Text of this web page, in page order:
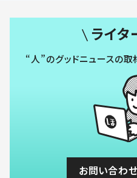
ライタ
“人”のグッドニュースの取
お問い合わ